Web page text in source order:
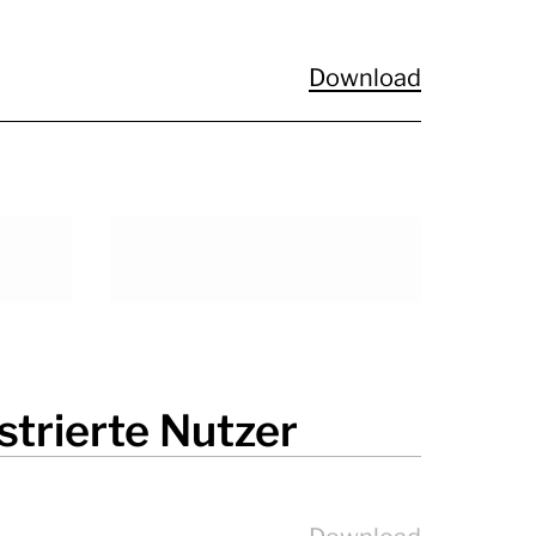
Download
Nutzer